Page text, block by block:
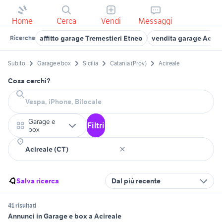
Home Cerca Vendi Messaggi
Ricerche affitto garage Tremestieri Etneo vendita garage Aci
Subito Garage e box Sicilia Catania (Prov) Acireale
Cosa cerchi?
Garage e
box
Filtri
Salva ricerca Dal più recente
41 risultati
Annunci in Garage e box a Acireale